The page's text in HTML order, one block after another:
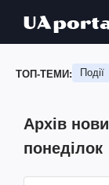
ТОП-ТЕМИ: Події
Архів
понеділок